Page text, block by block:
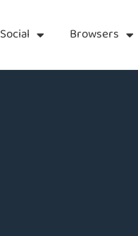
Social Browsers